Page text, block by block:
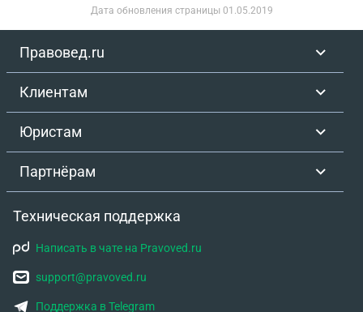
Дата обновления страницы 01.05.2019
Правовед.ru
Клиентам
Юристам
Партнёрам
Техническая поддержка
Написать в чате на Pravoved.ru
support@pravoved.ru
Поддержка в Telegram